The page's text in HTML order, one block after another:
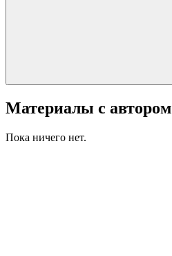
Материалы с автором
Пока ничего нет.